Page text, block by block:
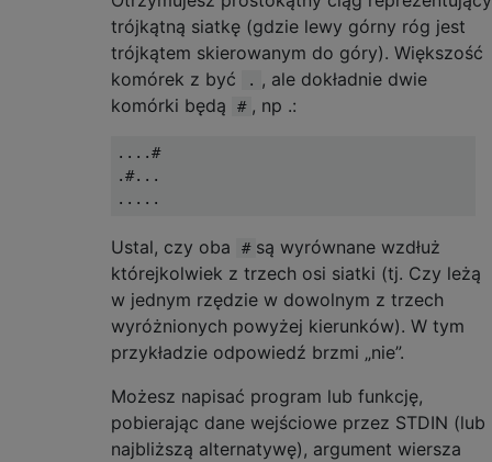
trójkątną siatkę (gdzie lewy górny róg jest
trójkątem skierowanym do góry). Większość
komórek z być
. , ale dokładnie dwie
komórki będą
# , np .:
....#
.#...
Ustal, czy oba # są wyrównane wzdłuż
którejkolwiek z trzech osi siatki (tj. Czy leżą
w jednym rzędzie w dowolnym z trzech
wyróżnionych powyżej kierunków). W tym
przykładzie odpowiedź brzmi „nie”.
Możesz napisać program lub funkcję,
pobierając dane wejściowe przez STDIN (lub
najbliższą alternatywę), argument wiersza